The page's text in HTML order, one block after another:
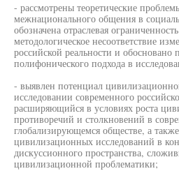
- рассмотрены теоретические
межнационального общения в
обозначена отраслевая
методологическое несоответствие
российской реальности и обосновано
полифонического подхода в
- выявлен потенциал
исследовании современного
расширяющийся в условиях роста
противоречий и столкновений в
глобализирующемся обществе, а
цивилизационных исследований в
дискуссионного пространства,
цивилизационной проблематики;